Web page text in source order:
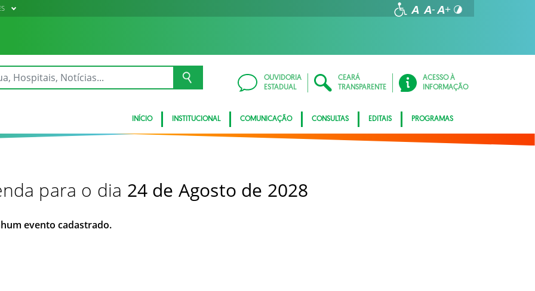
OUVIDORIA
ESTADUAL
CEARÁ
TRANSPARENTE
ACESSO À
INFORMAÇÃO
INÍCIO INSTITUCIONAL COMUNICAÇÃO CONSULTAS EDITAIS PROGRAMAS
para o dia 24 de Agosto de 2028
evento cadastrado.